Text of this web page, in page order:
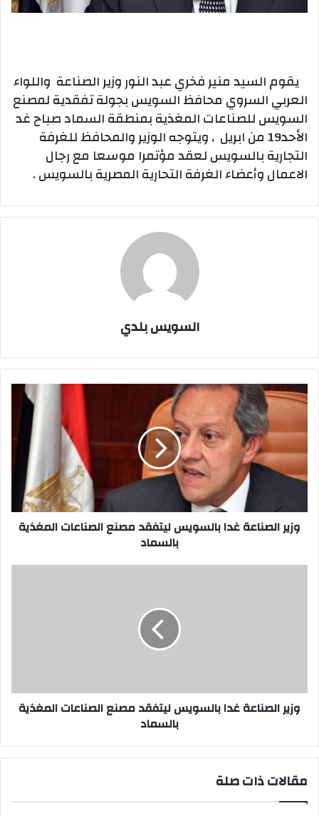
يقوم السيد منير فخري عبد النور وزير الصناعة واللواء
العربي السروي محافظ السويس بجولة تفقدية لمصنع
السويس للصناعات المغذية بمنطقة السماد صباح غد
الأحد19 من ابريل , ويتوجه الوزير والمحافظ للغرفة
التجارية بالسويس لعقد مؤتمرا موسعا مع رجال
الاعمال وأعضاء الغرفة التحارية المصرية بالسويس .
السويس بلدي
وزير
الصناعة
غدا
بالسويس
ليتفقد
مصنع
الصناعات
بالسماد
وزير الصناعة غدا بالسويس ليتفقد مصنع الصناعات المغذية
بالسماد
بالسماد
وزير الصناعة غدا بالسويس ليتفقد مصنع الصناعات المغذية
بالسماد
مقالات ذات صلة